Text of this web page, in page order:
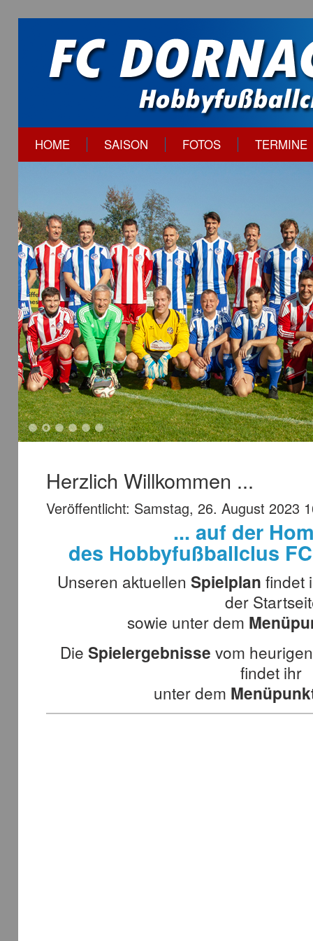
HOME SAISON FOTOS TERMINE
1 2 3 4 5 6
Herzlich Willkommen ...
Veröffentlicht: Samstag, 26. August 2023
... auf der
des Hobbyfußballclus
Unseren aktuellen Spielplan findet
der
sowie unter dem
Die Spielergebnisse vom
findet ihr
unter dem